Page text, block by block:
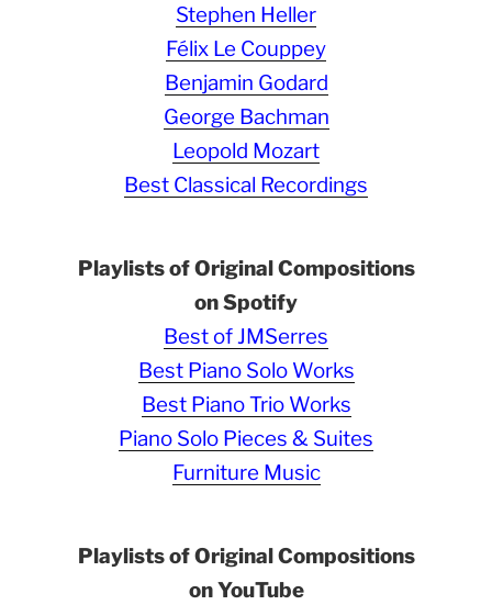
Stephen Heller
Félix Le Couppey
Benjamin Godard
George Bachman
Leopold Mozart
Best Classical Recordings
Playlists of Original Compositions
on Spotify
Best of JMSerres
Best Piano Solo Works
Best Piano Trio Works
Piano Solo Pieces & Suites
Furniture Music
Playlists of Original Compositions
on YouTube